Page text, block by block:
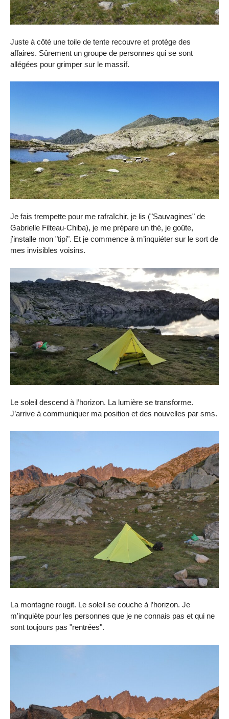
Juste à côté une toile de tente recouvre et protège des
affaires. Sûrement un groupe de personnes qui se sont
allégées pour grimper sur le massif.
Je fais trempette pour me rafraîchir, je lis ("Sauvagines" de
Gabrielle Filteau-Chiba), je me prépare un thé, je goûte,
j’installe mon "tipi". Et je commence à m’inquiéter sur le sort de
mes invisibles voisins.
Le soleil descend à l’horizon. La lumière se transforme.
J’arrive à communiquer ma position et des nouvelles par sms.
La montagne rougit. Le soleil se couche à l’horizon. Je
m’inquiète pour les personnes que je ne connais pas et qui ne
sont toujours pas "rentrées".